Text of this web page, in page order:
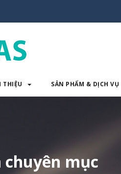
THIỆU SẢN PHẨM & DỊCH VỤ
mục